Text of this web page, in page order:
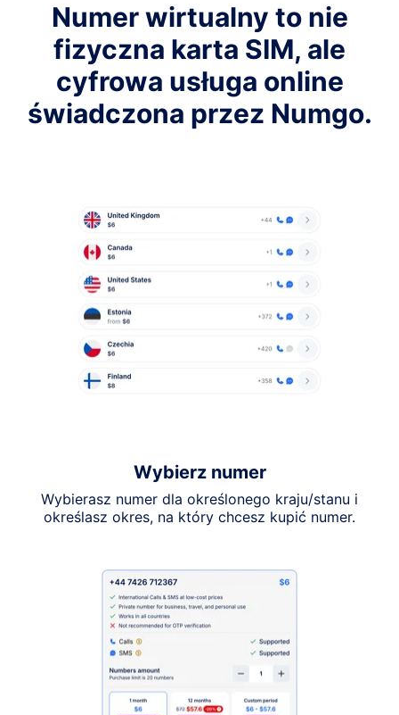
Numer wirtualny to nie
fizyczna karta SIM, ale
cyfrowa usługa online
świadczona przez Numgo.
Wybierz numer
Wybierasz numer dla określonego kraju/stanu i
określasz okres, na który chcesz kupić numer.